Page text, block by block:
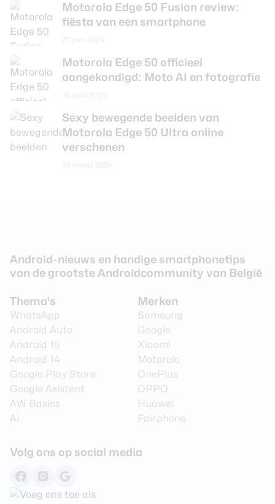
Grafische chip Adreno 710
Werkgeheugen
Interne opslag 128 GB
Uitbreidbaar geheugen Nee
Camera achterkant
Aantal lenzen 2
Beeldstabilisatie
Camera 1 - Digitale zoom Ja
Camera 1 - Optische zoom Nee
Videoresolutie 3840 x 2160 (4K)
Video Framerate
Flitser
Flitstype
Camera 2 - Type lens Groothoeklens
Beeldstabilisatie
Motorola Edge 50 Fusion review:
fiësta van een smartphone
Motorola Edge 50 officieel
aangekondigd: Moto AI en fotografie
Sexy bewegende beelden van
Motorola Edge 50 Ultra online
verschenen
Android-nieuws en handige smartphonetips
van de grootste Androidcommunity van België
Thema's
WhatsApp
Android Auto
Android 15
Android 14
Google Play Store
Google Asistent
AW Basics
AI
Merken
Samsung
Google
Xiaomi
Motorola
OnePlus
OPPO
Huawei
Fairphone
Volg ons op social media